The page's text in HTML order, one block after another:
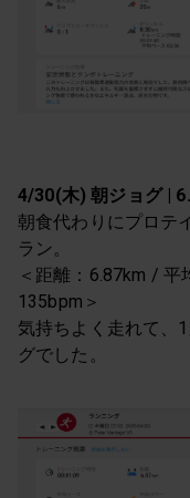
4/30(木) 朝ジョグ |
朝食代わりにプロテ
ラン。
＜距離：6.87km / 平
135bpm＞
気持ちよく走れて、
グでした。